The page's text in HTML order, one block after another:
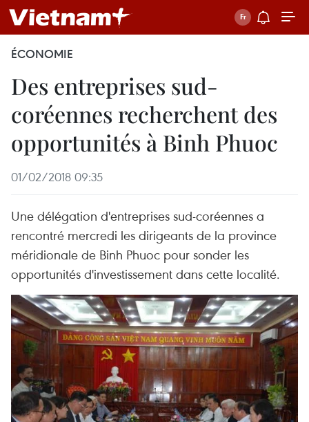
ÉCONOMIE
Des entreprises sud-
coréennes recherchent des
opportunités à Binh Phuoc
01/02/2018 09:35
Une délégation d'entreprises sud-coréennes a
rencontré mercredi les dirigeants de la province
méridionale de Binh Phuoc pour sonder les
opportunités d'investissement dans cette localité.